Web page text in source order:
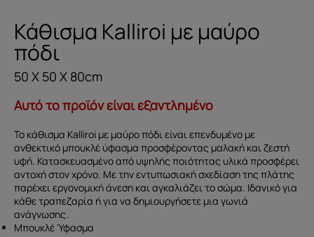
Κάθισμα Kalliroi με μαύρο
πόδι
50 X 50 X 80cm
Αυτό το προϊόν είναι εξαντλημένο
Το κάθισμα Κalliroi με μαύρο πόδι είναι επενδυμένο με
ανθεκτικό μπουκλέ ύφασμα προσφέροντας μαλακή και ζεστή
υφή. Κατασκευασμένο από υψηλής ποιότητας υλικά προσφέρει
αντοχή στον χρόνο. Με την εντυπωσιακή σχεδίαση της πλάτης
παρέχει εργονομική άνεση και αγκαλιάζει το σώμα. Ιδανικό για
κάθε τραπεζαρία ή για να δημιουργήσετε μια γωνιά
ανάγνωσης.
Μπουκλέ Ύφασμα